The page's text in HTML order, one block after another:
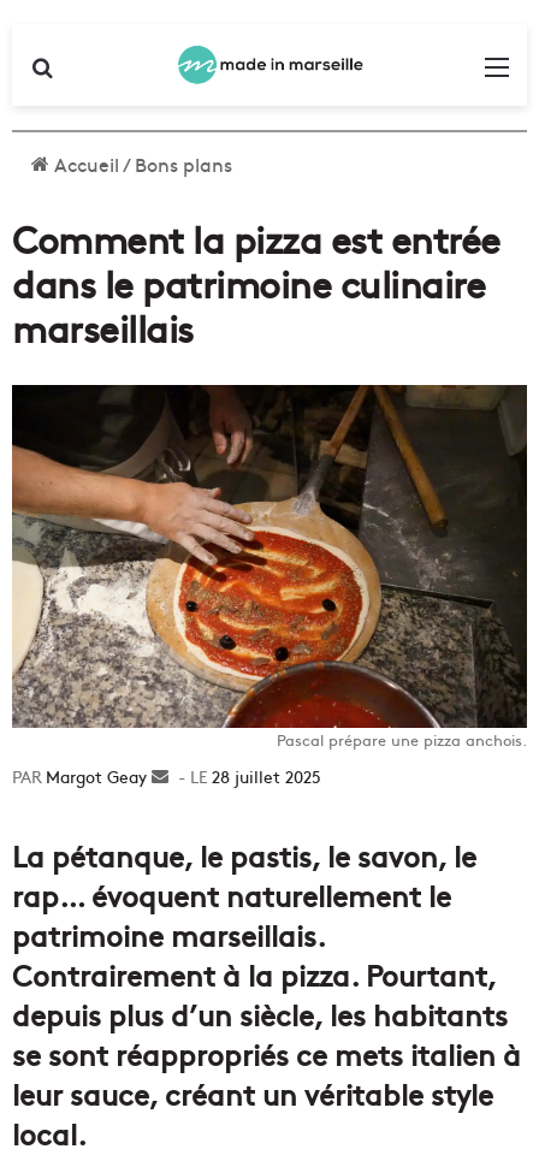
Accueil/Bons plans
Comment la pizza est entrée
dans le patrimoine culinaire
marseillais
Pascal prépare une pizza anchois.
Margot Geay
Envoyer28 juillet 2025
La pétanque, le pastis, le savon, le
rap… évoquent naturellement le
patrimoine marseillais.
Contrairement à la pizza. Pourtant,
depuis plus d’un siècle, les habitants
se sont réappropriés ce mets italien à
leur sauce, créant un véritable style
local.